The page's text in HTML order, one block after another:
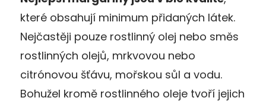
které obsahují minimum přidaných látek.
Nejčastěji pouze rostlinný olej nebo směs
rostlinných olejů, mrkvovou nebo
citrónovou šťávu, mořskou sůl a vodu.
Bohužel kromě rostlinného oleje tvoří jejich